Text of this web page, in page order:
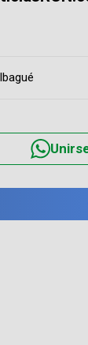
Ibagué